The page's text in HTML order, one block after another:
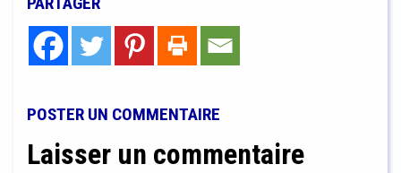
POSTER UN COMMENTAIRE
Laisser un commentaire